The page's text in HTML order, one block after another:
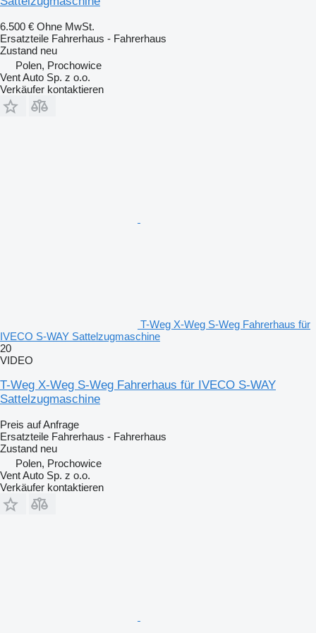
6.500 € Ohne MwSt.
Ersatzteile Fahrerhaus - Fahrerhaus
Zustand neu
Polen, Prochowice
Vent Auto Sp. z o.o.
Verkäufer kontaktieren
T-Weg X-Weg S-Weg Fahrerhaus für
IVECO S-WAY Sattelzugmaschine
20
VIDEO
T-Weg X-Weg S-Weg Fahrerhaus für IVECO S-WAY
Sattelzugmaschine
Preis auf Anfrage
Ersatzteile Fahrerhaus - Fahrerhaus
Zustand neu
Polen, Prochowice
Vent Auto Sp. z o.o.
Verkäufer kontaktieren